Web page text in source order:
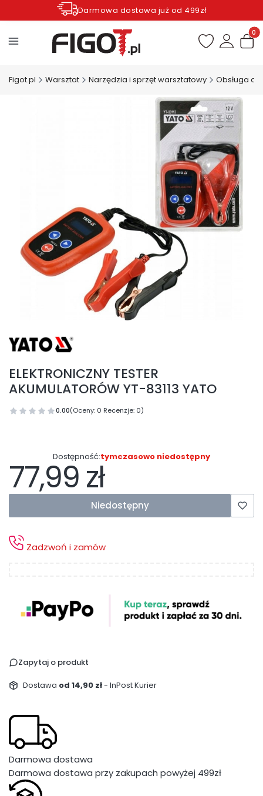
Darmowa dostawa już od 499zł
Zamów do godziny 12.00 wysyłka dziś*
Figot.pl Warsztat Narzędzia i sprzęt warsztatowy Obsługa
ELEKTRONICZNY TESTER
AKUMULATORÓW YT-83113 YATO
0.00(Oceny: 0 Recenzje: 0)
Dostępność:tymczasowo niedostępny
Cena
77,99 zł
Niedostępny
Zadzwoń i zamów
Zapytaj o produkt
Dostawa od 14,90 zł- InPost Kurier
Darmowa dostawa
Darmowa dostawa przy zakupach powyżej 499zł